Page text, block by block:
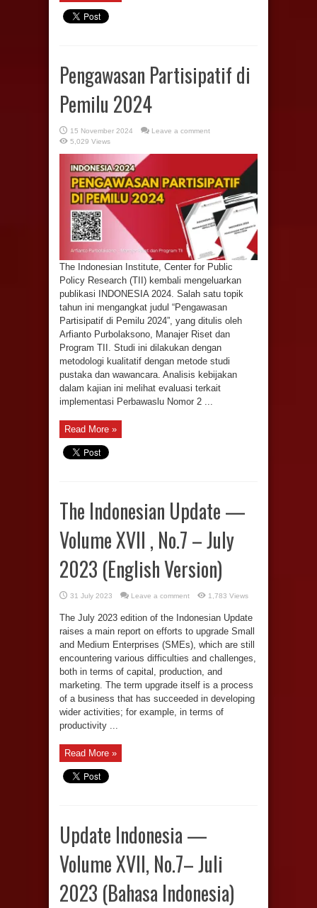
Pengawasan Partisipatif di
Pemilu 2024
15 November 2024
Leave a comment
5,029 Views
The Indonesian Institute, Center for Public
Policy Research (TII) kembali mengeluarkan
publikasi INDONESIA 2024. Salah satu topik
tahun ini mengangkat judul “Pengawasan
Partisipatif di Pemilu 2024”, yang ditulis oleh
Arfianto Purbolaksono, Manajer Riset dan
Program TII. Studi ini dilakukan dengan
metodologi kualitatif dengan metode studi
pustaka dan wawancara. Analisis kebijakan
dalam kajian ini melihat evaluasi terkait
implementasi Perbawaslu Nomor 2 ...
Read More »
The Indonesian Update —
Volume XVII , No.7 – July
2023 (English Version)
31 July 2023 Leave a comment 1,783 Views
The July 2023 edition of the Indonesian Update
raises a main report on efforts to upgrade Small
and Medium Enterprises (SMEs), which are still
encountering various difficulties and challenges,
both in terms of capital, production, and
marketing. The term upgrade itself is a process
of a business that has succeeded in developing
wider activities; for example, in terms of
productivity ...
Read More »
Update Indonesia —
Volume XVII, No.7– Juli
2023 (Bahasa Indonesia)